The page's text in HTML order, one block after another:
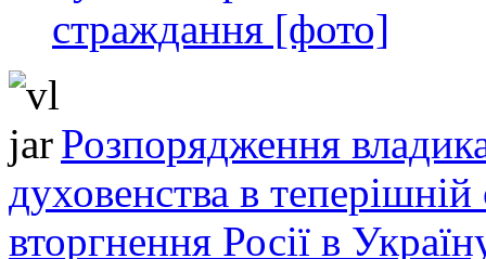
страждання [фото]
Розпорядження
духовенства в теперішній
вторгнення Росії в